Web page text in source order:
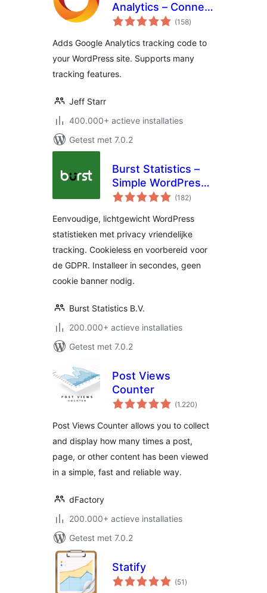
Analytics – Connect
Google Analytics to
(158totaal
waarderingen
)
Adds Google Analytics tracking code to
your WordPress site. Supports many
tracking features.
Jeff Starr
400.000+ actieve installaties
Getest met 7.0.2
Burst Statistics –
Simple WordPress
Analytics (Google
Alternative)
(182totaal
waarderingen
)
Eenvoudige, lichtgewicht WordPress
statistieken met privacy vriendelijke
tracking. Cookieless en voorbereid voor
de GDPR. Installeer in secondes, geen
cookie banner nodig.
Burst Statistics B.V.
200.000+ actieve installaties
Getest met 7.0.2
Post Views
Counter
(1.220totaal
waarderingen
)
Post Views Counter allows you to collect
and display how many times a post,
page, or other content has been viewed
in a simple, fast and reliable way.
dFactory
200.000+ actieve installaties
Getest met 7.0.2
Statify
(51 totaal
waarderingen
)